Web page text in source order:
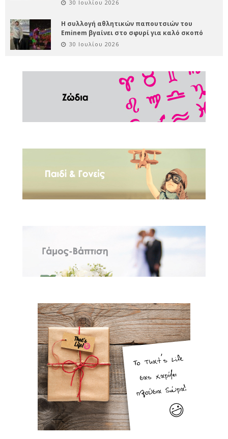
30 Ιουλίου 2026
Η συλλογή αθλητικών παπουτσιών του
Eminem βγαίνει στο σφυρί για καλό σκοπό
30 Ιουλίου 2026